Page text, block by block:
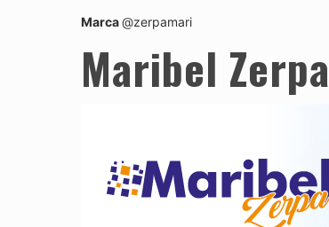
Marca@zerpamari
Maribel Zerpa